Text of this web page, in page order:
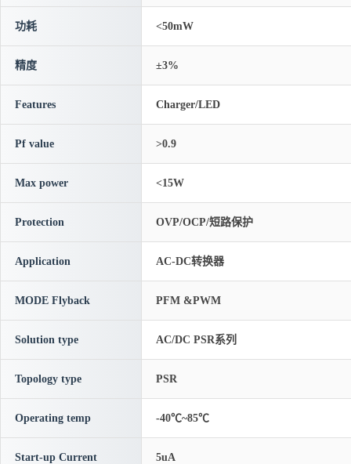
功耗 <50mW
精度 ±3%
Features Charger/LED
Pf value >0.9
Max power <15W
Protection OVP/OCP/短路保护
Application AC-DC转换器
MODE Flyback PFM &PWM
Solution type AC/DC PSR系列
Topology type PSR
Operating temp -40℃~85℃
Start-up Current 5uA